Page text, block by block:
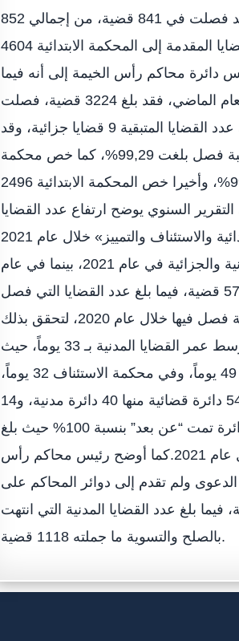
قضية منها، بنسبة فصل 94,18%، أما محكمة الاستئناف فقد فصلت في 841 قضية، من إجمالي 852
قضية منظورة، لتبلغ نسبة الفصل 99%، كما بلغ عدد القضايا المقدمة إلى المحكمة الابتدائية 4604
بمعدل فصل 99 %.وأشار رئيس دائرة محاكم رأس الخيمة إلى أنه فيما
يخص إجمالي القضايا الجزائية التي نظرتها المحاكم في العام الماضي، فقد بلغ 3224 قضية، فصلت
في3215 قضية منها، وكانت نسبة الفصل 99,72%، ليكون عدد القضايا المتبقية 9 قضايا جزائية، وقد
خص محكمة التمييز منها 141 قضية فصلت في 140 منها، بنسبة فصل بلغت 99,29%، كما خص محكمة
الاستئناف 587 قضية فصلت في 586 منها، بنسبة فصل 99,82%، وأخيرا خص المحكمة الابتدائية 2496
بنسبة فصل 99,72%.وذكر أن التقرير السنوي يوضح ارتفاع عدد القضايا
المنظورة أمام محاكم رأس الخيمة بدرجاتها الثلاث «الابتدائية والاستئناف والتمييز» خلال عام 2021
مقارنًة بعام 2020، إذ بلغ عدد القضايا 8852 بأنواعها المدنية والجزائية في عام 2021، بينما في عام
2020، وصل العدد إلى 8280 قضية مدنية وجزائية، بفارق 572 قضية، فيما بلغ عدد القضايا التي فصل
فيها 8783 قضية مدنية وجزائية خلال عام 2021، و8184 قضية فصل فيها خلال عام 2020، لتحقق بذلك
زيادة في عدد القضايا التي فصل فيها.ووفقاً للخاطري يقدر متوسط عمر القضايا المدنية بـ 33 يوماً، حيث
بلغ متوسط المدة الزمنية لإغلاق القضايا في محكمة التمييز 49 يوماً، وفي محكمة الاستئناف 32 يوماً،
وبينما المحكمة الابتدائية 33 يوماً، وأضاف أن المحاكم تضم 54 دائرة قضائية منها 40 دائرة مدنية، و14
دائرة جزائية، مبينا أن جميع الجلسات القضائية التي عقدتها الدائرة تمت “عن بعد” بنسبة 100% حيث بلغ
عد الجلسات للقضايا المدنية 13,031 جلسة قضائية خلال عام 2021.كما أوضح رئيس محاكم رأس
الدعوى ولم تقدم إلى دوائر المحاكم على
للفصل فيها بنهاية عام 2021 بلغ 243 قضية، فيما بلغ عدد القضايا المدنية التي انتهت
بالصلح والتسوية ما جملته 1118 قضية.